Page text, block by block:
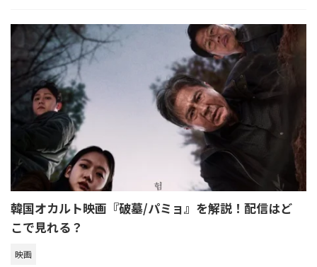
韓国オカルト映画『破墓/パミョ』を解説！配信はど
こで見れる？
映画